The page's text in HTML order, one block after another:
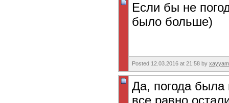
Если бы не
было больше)
Posted 12.03.2016 at 21:58 by xayyam
Да, погода
все равно